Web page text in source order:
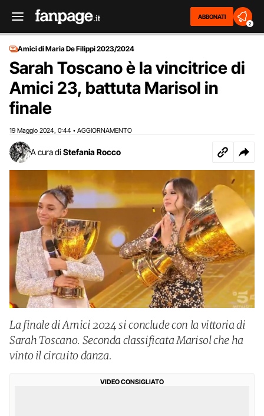
ABBONATI
2
Amici di Maria De Filippi 2023/2024
Sarah Toscano è la vincitrice di
Amici 23, battuta Marisol in
finale
19 Maggio 2024 0:44 • AGGIORNAMENTO
A cura di Stefania Rocco
La finale di Amici 2024 si conclude con la vittoria di
Sarah Toscano. Seconda classificata Marisol che ha
vinto il circuito danza.
VIDEO CONSIGLIATO